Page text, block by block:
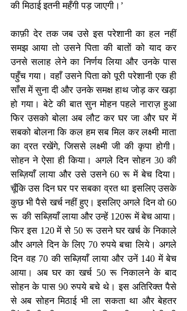
की मिठाई इतनी महँगी पड़ जाएगी।’
काफ़ी देर तक जब उसे इस परेशानी का हल नहीं
समझ आया तो उसने पिता की बातों को याद कर
उनसे सलाह लेने का निर्णय लिया और उनके पास
पहुँच गया। वहाँ उसने पिता को पूरी परेशानी एक ही
साँस में सुना दी और उनके समक्ष हाथ जोड़ कर खड़ा
हो गया। बेटे की बात सुन मोहन पहले नाराज़ हुआ
फिर उसको बोला अब लौट कर घर जा और घर में
सबको बोलना कि कल हम सब मिल कर लक्ष्मी माता
का व्रत रखेंगे, जिससे लक्ष्मी जी की कृपा होगी।
सोहन ने ऐसा ही किया। अगले दिन सोहन 30 की
सब्ज़ियाँ लाया और उसे उसने 60 रू में बेच दिया।
चूँकि उस दिन घर पर सबका व्रत था इसलिए उसके
कुछ भी पैसे खर्च नहीं हुए। इसलिए अगले दिन वो 60
रू  की सब्ज़ियाँ लाया और उन्हें 120रू में बेच आया।
फिर इस 120 में से 50 रू उसने घर खर्च के निकाले
और अगले दिन के लिए 70 रुपये बचा लिये। अगले
दिन वह 70 की सब्ज़ियाँ लाया और उनें 140 में बेच
आया। अब घर का खर्च 50 रू निकालने के बाद
सोहन के पास 90 रुपये बचे थे। इस अतिरिक्त पैसे
से अब सोहन मिठाई भी ला सकता था और बेहतर